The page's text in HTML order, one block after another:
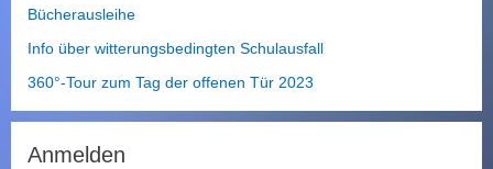
Bücherausleihe
Info über witterungsbedingten Schulausfall
360°-Tour zum Tag der offenen Tür 2023
Anmelden